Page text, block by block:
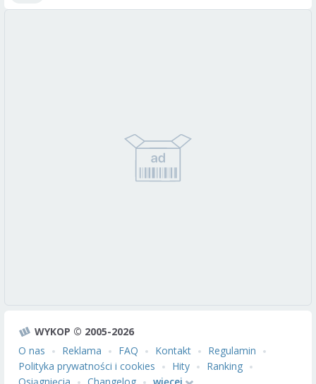
WYKOP © 2005-2026
O nas
Reklama FAQ Kontakt
Regulamin
Polityka prywatności i cookies
Hity
Ranking